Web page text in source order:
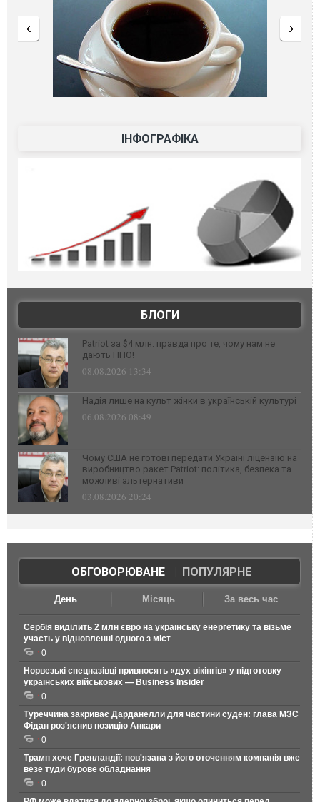
ІНФОГРАФІКА
БЛОГИ
Patriot за $4 млн: правда про те, чому нам не
дають ППО!
08.08.2026 13:34
Надія лише на культ жінки в українській культурі
06.08.2026 08:49
Чому США не готові передати Україні ліцензію на
виробництво ракет Patriot: політика, безпека та
можливі альтернативи
03.08.2026 20:24
ОБГОВОРЮВАНЕ| ПОПУЛЯРНЕ
День Місяць За весь час
Сербія виділить 2 млн євро на українську енергетику та візьме
участь у відновленні одного з міст
0
Норвезькі спецназівці привносять «дух вікінгів» у підготовку
українських військових — Business Insider
0
Туреччина закриває Дарданелли для частини суден: глава МЗС
Фідан роз'яснив позицію Анкари
0
Трамп хоче Гренландії: пов'язана з його оточенням компанія вже
везе туди бурове обладнання
0